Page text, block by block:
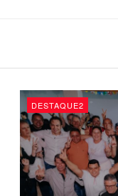
DESTAQUE2